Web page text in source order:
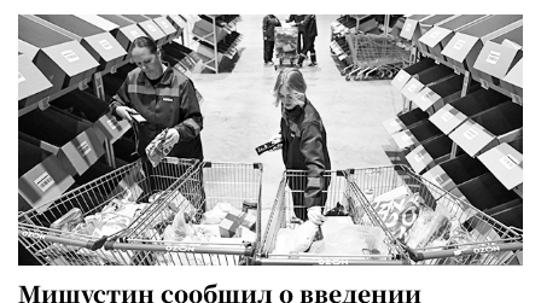
Мишустин сообщил о введении